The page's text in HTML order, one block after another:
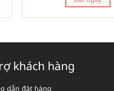
khách hàng
dẫn đặt hàng